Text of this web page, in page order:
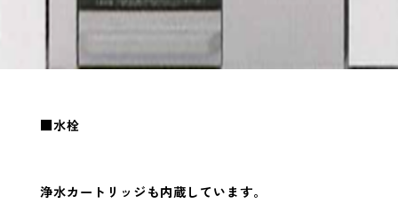
■水栓
浄水カートリッジも内蔵しています。